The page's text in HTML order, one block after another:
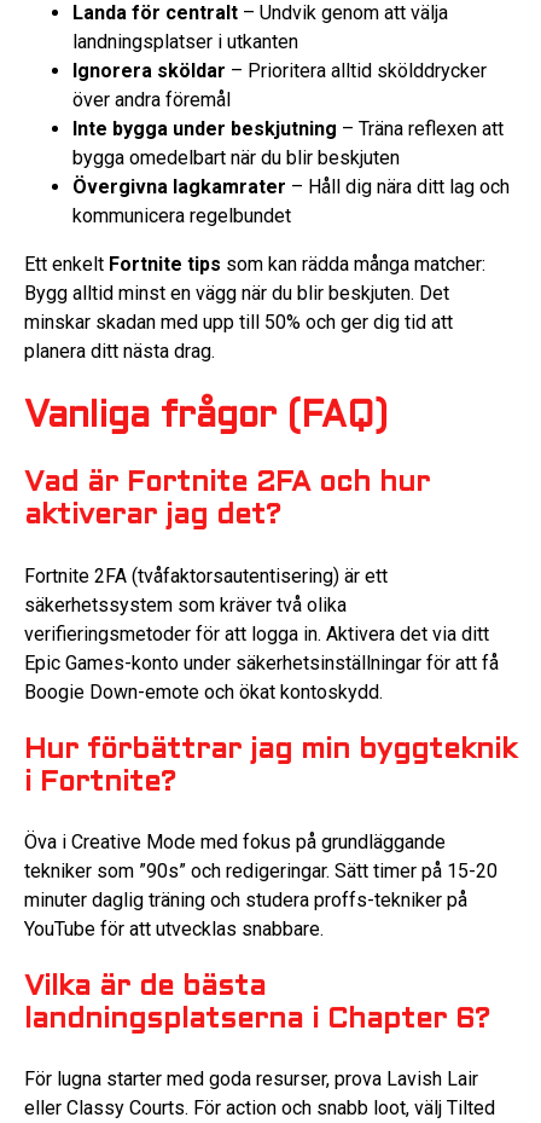
Landa för centralt – Undvik genom att välja
landningsplatser i utkanten
Ignorera sköldar – Prioritera alltid skölddrycker
över andra föremål
Inte bygga under beskjutning – Träna reflexen att
bygga omedelbart när du blir beskjuten
Övergivna lagkamrater – Håll dig nära ditt lag och
kommunicera regelbundet
Ett enkelt Fortnite tips som kan rädda många matcher:
Bygg alltid minst en vägg när du blir beskjuten. Det
minskar skadan med upp till 50% och ger dig tid att
planera ditt nästa drag.
Vanliga frågor (FAQ)
Vad är Fortnite 2FA och hur
aktiverar jag det?
Fortnite 2FA (tvåfaktorsautentisering) är ett
säkerhetssystem som kräver två olika
verifieringsmetoder för att logga in. Aktivera det via ditt
Epic Games-konto under säkerhetsinställningar för att få
Boogie Down-emote och ökat kontoskydd.
Hur förbättrar jag min byggteknik
i Fortnite?
Öva i Creative Mode med fokus på grundläggande
tekniker som ”90s” och redigeringar. Sätt timer på 15-20
minuter daglig träning och studera proffs-tekniker på
YouTube för att utvecklas snabbare.
Vilka är de bästa
landningsplatserna i Chapter 6?
För lugna starter med goda resurser, prova Lavish Lair
eller Classy Courts. För action och snabb loot, välj Tilted